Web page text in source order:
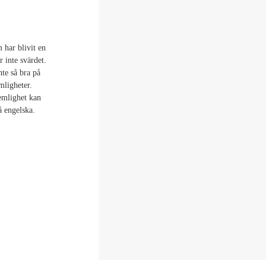
har blivit en
inte svärdet.
så bra på
kan
engelska.